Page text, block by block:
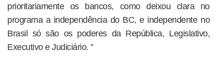
prioritariamente os bancos, como deixou clara no
programa a independência do BC, e independente no
Brasil só são os poderes da República, Legislativo,
Executivo e Judiciário. ”